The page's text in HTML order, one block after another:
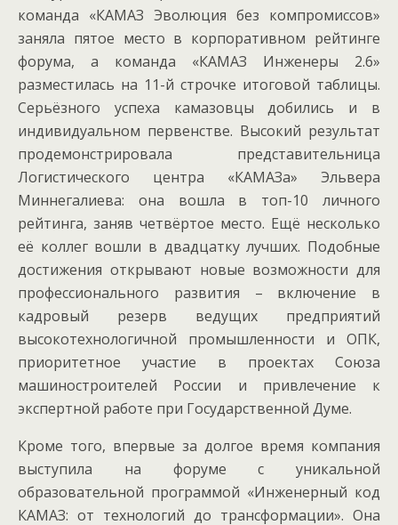
команда «КАМАЗ Эволюция без компромиссов»
заняла пятое место в корпоративном рейтинге
форума, а команда «КАМАЗ Инженеры 2.6»
разместилась на 11-й строчке итоговой таблицы.
Серьёзного успеха камазовцы добились и в
индивидуальном первенстве. Высокий результат
продемонстрировала представительница
Логистического центра «КАМАЗа» Эльвера
Миннегалиева: она вошла в топ-10 личного
рейтинга, заняв четвёртое место. Ещё несколько
её коллег вошли в двадцатку лучших. Подобные
достижения открывают новые возможности для
профессионального развития – включение в
кадровый резерв ведущих предприятий
высокотехнологичной промышленности и ОПК,
приоритетное участие в проектах Союза
машиностроителей России и привлечение к
экспертной работе при Государственной Думе.
Кроме того, впервые за долгое время компания
выступила на форуме с уникальной
образовательной программой «Инженерный код
КАМАЗ: от технологий до трансформации». Она